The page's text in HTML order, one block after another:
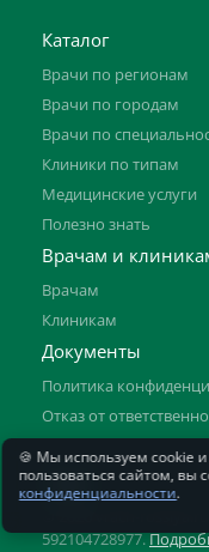
Каталог
Врачи по регионам
Врачи по городам
Врачи по
Клиники по типам
Медицинские услуги
Полезно знать
Врачам и
Врачам
Клиникам
Документы
Политика
Отказ от
18+
© 2026 vrach-
592104728977.
🍪 Мы используем cookie
пользоваться сайтом, вы
конфиденциальности.